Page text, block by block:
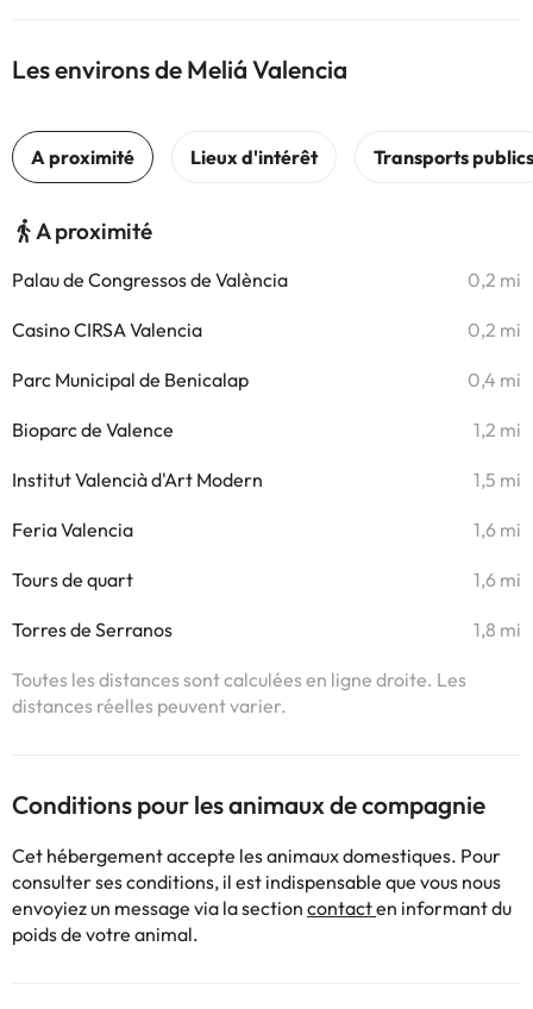
Les environs de Meliá Valencia
A proximité
Palau de Congressos de València 0,2 mi
Casino CIRSA Valencia 0,2 mi
Parc Municipal de Benicalap 0,4 mi
Bioparc de Valence 1,2 mi
Institut Valencià d'Art Modern 1,5 mi
Feria Valencia 1,6 mi
Tours de quart 1,6 mi
Torres de Serranos 1,8 mi
Toutes les distances sont calculées en ligne droite. Les
distances réelles peuvent varier.
Conditions pour les animaux de compagnie
Cet hébergement accepte les animaux domestiques. Pour
consulter ses conditions, il est indispensable que vous nous
envoyiez un message via la section contacten informant du
poids de votre animal.